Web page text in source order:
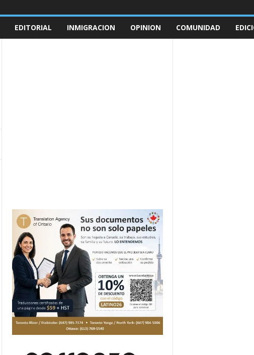
EDITORIAL INMIGRACION OPINION COMUNIDAD